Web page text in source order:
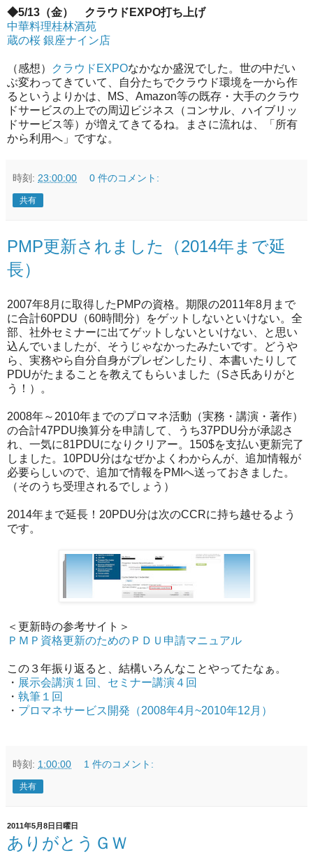
◆5/13（金） クラウドEXPO打ち上げ
中華料理桂林酒苑
蔵の桜 銀座ナイン店
（感想） クラウドEXPOなかなか盛況でした。世の中だい
ぶ変わってきていて、自分たちでクラウド環境を一から作
るというよりかは、MS、Amazon等の既存・大手のクラウ
ドサービスの上での周辺ビジネス（コンサル、ハイブリッ
ドサービス等）が増えてきてるね。まさに流れは、「所有
から利用へ」ですな。
時刻: 23:00:00 0 件のコメント:
共有
PMP更新されました（2014年まで延
長）
2007年8月に取得したPMPの資格。期限の2011年8月まで
に合計60PDU（60時間分）をゲットしないといけない。全
部、社外セミナーに出てゲットしないといけない、と思い
込んでいましたが、そうじゃなかったみたいです。どうや
ら、実務やら自分自身がプレゼンしたり、本書いたりして
PDUがたまることを教えてもらいました（Sさ氏ありがと
う！）。
2008年～2010年までのプロマネ活動（実務・講演・著作）
の合計47PDU換算分を申請して、うち37PDU分が承認さ
れ、一気に81PDUになりクリアー。150$を支払い更新完了
しました。10PDU分はなぜかよくわからんが、追加情報が
必要らしいので、追加で情報をPMIへ送っておきました。
（そのうち受理されるでしょう）
2014年まで延長！20PDU分は次のCCRに持ち越せるよう
です。
＜更新時の参考サイト＞
ＰＭＰ資格更新のためのＰＤＵ申請マニュアル
この３年振り返ると、結構いろんなことやってたなぁ。
・ 展示会講演１回、セミナー講演４回
・ 執筆１回
・ プロマネサービス開発（2008年4月~2010年12月）
時刻: 1:00:00 1 件のコメント:
共有
2011年5月8日日曜日
ありがとうＧＷ